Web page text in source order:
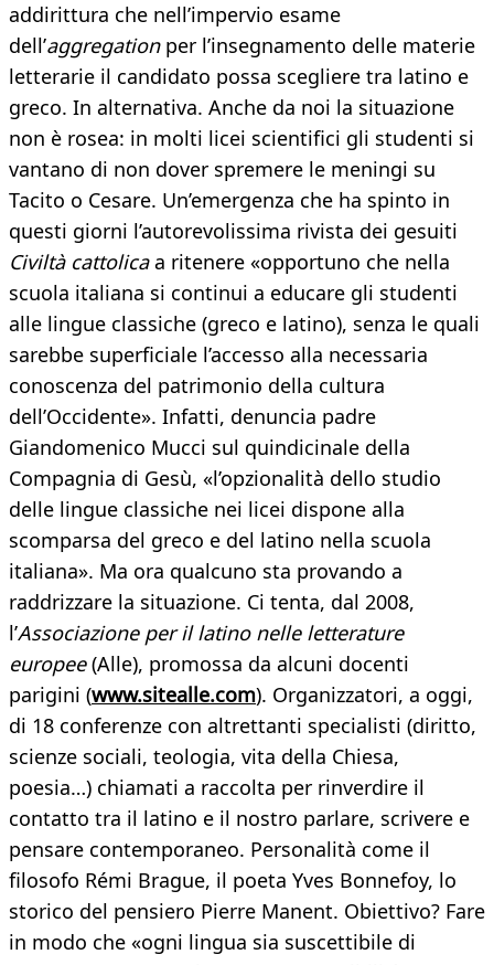
addirittura che nell’impervio esame
dell’aggregationper l’insegnamento delle materie
letterarie il candidato possa scegliere tra latino e
greco. In alternativa. Anche da noi la situazione
non è rosea: in molti licei scientifici gli studenti si
vantano di non dover spremere le meningi su
Tacito o Cesare. Un’emergenza che ha spinto in
questi giorni l’autorevolissima rivista dei gesuiti
Civiltà cattolicaa ritenere «opportuno che nella
scuola italiana si continui a educare gli studenti
alle lingue classiche (greco e latino), senza le quali
sarebbe superficiale l’accesso alla necessaria
conoscenza del patrimonio della cultura
dell’Occidente». Infatti, denuncia padre
Giandomenico Mucci sul quindicinale della
Compagnia di Gesù, «l’opzionalità dello studio
delle lingue classiche nei licei dispone alla
scomparsa del greco e del latino nella scuola
italiana». Ma ora qualcuno sta provando a
raddrizzare la situazione. Ci tenta, dal 2008,
l’Associazione per il latino nelle letterature
europee(Alle), promossa da alcuni docenti
parigini (www.sitealle.com). Organizzatori, a oggi,
di 18 conferenze con altrettanti specialisti (diritto,
scienze sociali, teologia, vita della Chiesa,
poesia…) chiamati a raccolta per rinverdire il
contatto tra il latino e il nostro parlare, scrivere e
pensare contemporaneo. Personalità come il
filosofo Rémi Brague, il poeta Yves Bonnefoy, lo
storico del pensiero Pierre Manent. Obiettivo? Fare
in modo che «ogni lingua sia suscettibile di